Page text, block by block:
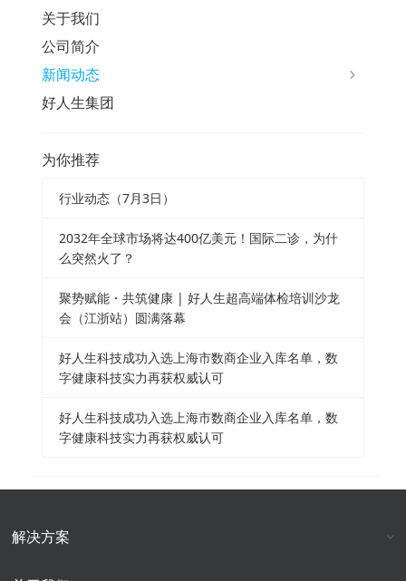
关于我们
公司简介
新闻动态
好人生集团
为你推荐
行业动态（7月3日）
2032年全球市场将达400亿美元！国际二诊，为什
么突然火了？
聚势赋能・共筑健康 | 好人生超高端体检培训沙龙
会（江浙站）圆满落幕
好人生科技成功入选上海市数商企业入库名单，数
字健康科技实力再获权威认可
好人生科技成功入选上海市数商企业入库名单，数
字健康科技实力再获权威认可
解决方案